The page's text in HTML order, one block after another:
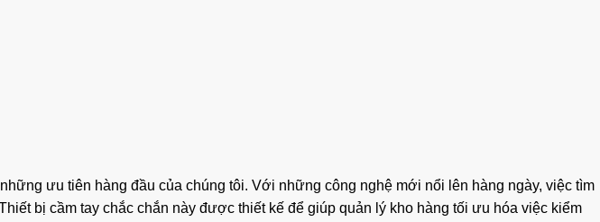
ưu tiên hàng đầu của chúng tôi. Với những công nghệ mới nổi lên hàng ngày, việc tìm
bị cầm tay chắc chắn này được thiết kế để giúp quản lý kho hàng tối ưu hóa việc kiểm